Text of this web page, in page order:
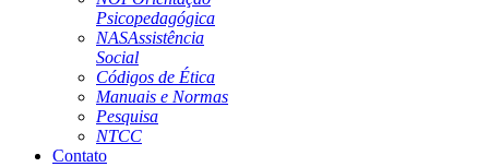
Psicopedagógica
NASAssistência
Social
Códigos de Ética
Manuais e Normas
Pesquisa
NTCC
Contato